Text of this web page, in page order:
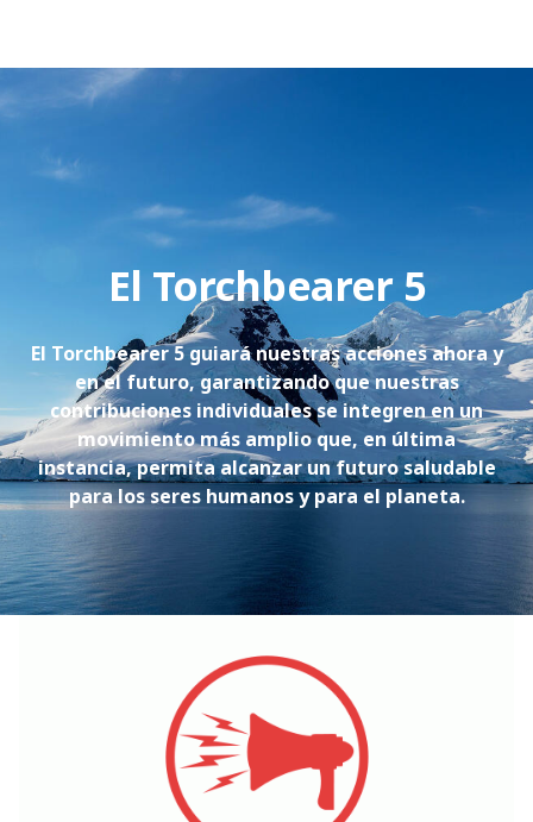
El Torchbearer 5
El Torchbearer 5 guiará nuestras acciones ahoray
en el futuro, garantizando que nuestras
contribuciones individuales se integren en un
movimiento más amplio que, en última
instancia,permita alcanzar un futuro saludable
para los seres humanos y para el planeta.